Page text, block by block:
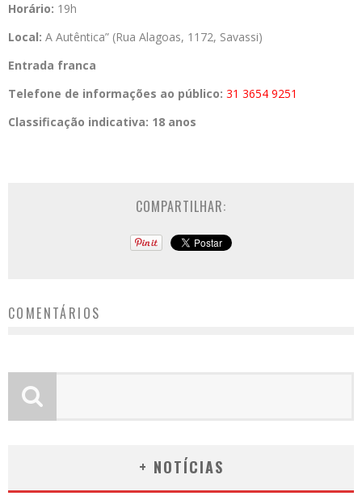
Horário: 19h
Local: A Autêntica” (Rua Alagoas, 1172, Savassi)
Entrada franca
Telefone de informações ao público: 31 3654 9251
Classificação indicativa: 18 anos
COMPARTILHAR:
COMENTÁRIOS
+ NOTÍCIAS